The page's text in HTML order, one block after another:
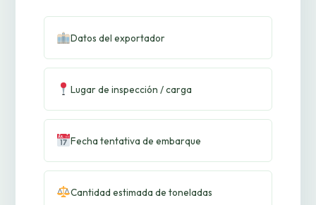
Datos del exportador
Lugar de inspección / carga
Fecha tentativa de embarque
Cantidad estimada de toneladas